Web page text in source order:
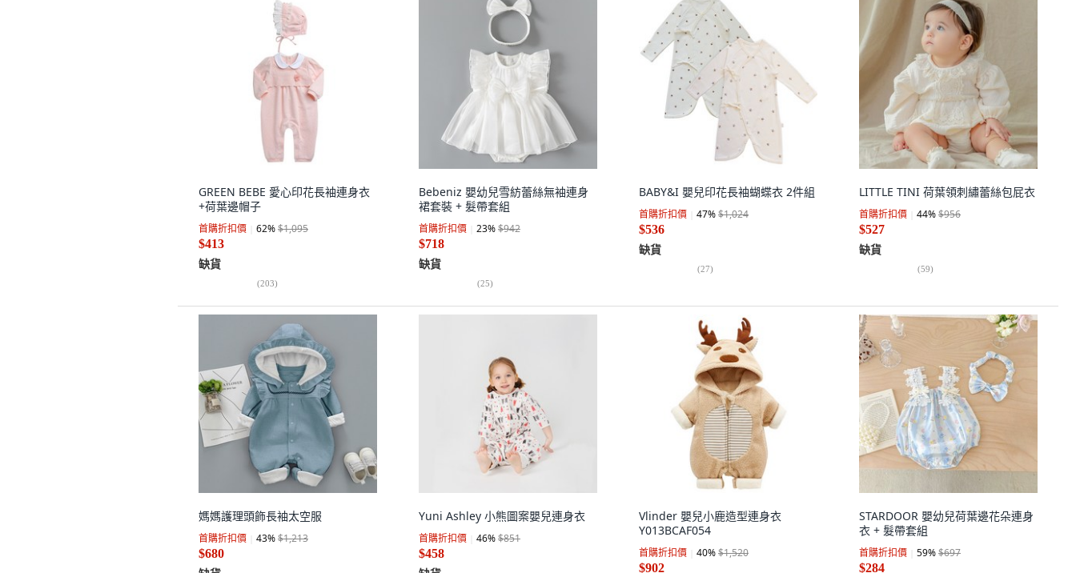
GREEN BEBE 愛心印花長袖連身衣
+荷葉邊帽子
首購折扣價 62%$1,095
$413
缺貨
(203)
Bebeniz 嬰幼兒雪紡蕾絲無袖連身
裙套裝 + 髮帶套組
首購折扣價 23%$942
$718
缺貨
(25)
BABY&I 嬰兒印花長袖蝴蝶衣 2件組
首購折扣價 47%$1,024
$536
缺貨
(27)
LITTLE TINI 荷葉領刺繡蕾絲包屁衣
首購折扣價 44%$956
$527
缺貨
(59)
媽媽護理頭飾長袖太空服
首購折扣價 43%$1,213
$680
Yuni Ashley 小熊圖案嬰兒連身衣
首購折扣價 46%$851
$458
Vlinder 嬰兒小鹿造型連身衣
Y013BCAF054
首購折扣價 40%$1,520
$902
STARDOOR 嬰幼兒荷葉邊花朵連身
衣 + 髮帶套組
首購折扣價 59%$697
$284